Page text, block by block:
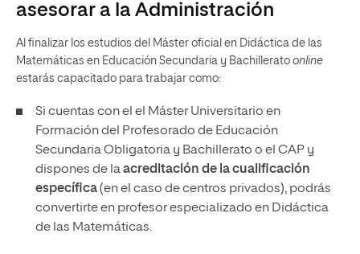
asesorar a la Administración
Al finalizar los estudios del Máster oficial en Didáctica de las
Matemáticas en Educación Secundaria y Bachillerato online
estarás capacitado para trabajar como:
Si cuentas con el el Máster Universitario en
Formación del Profesorado de Educación
Secundaria Obligatoria y Bachillerato o el CAP y
dispones de laacreditación de la cualificación
específica(en el caso de centros privados), podrás
convertirte en profesor especializado en Didáctica
de las Matemáticas.